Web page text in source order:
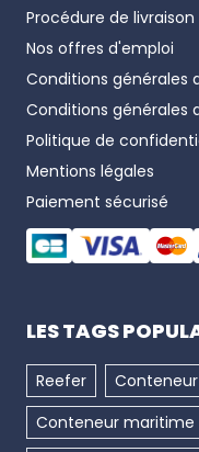
Procédure de livraison
Nos offres d'emploi
Conditions générales
Conditions générales
Politique de
Mentions légales
Paiement sécurisé
LES TAGS
Reefer
Conteneur maritime